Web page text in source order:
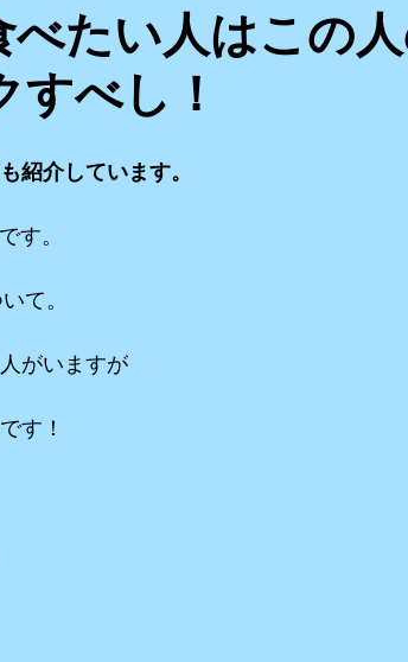
５ 4s Production etc
iPhone etc アニメーション
べたい人はこの
べし！
紹介しています。
す。
て。
がいますが
す！